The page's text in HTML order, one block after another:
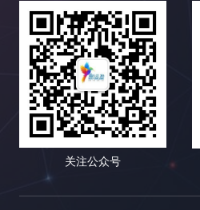
社交电商平台，其链接建设策
鉴。 小红书的成功并非偶然
结果。 让我们深入剖析小红
的： 小红书的成功案例表明
社区是链接建设的基石。 通
引用户参与，并引导用户分享
的、高质量的外部链接，并提
和最终的转化率。 六、 常见
坑？ 在进行链接建设的道路
区。 避免这些误区可以帮助
内容，从而提升你的内容营销
吸引链接的关键，因为它可以
励其他网站链接到你的网站，
性和排名。好的内容也更容易
从而带来更多的曝光率和流
能搜索引擎优化工具，助力
一位多才多艺的助手，可以帮
竞争对手分析、网站审核等等
引擎优化效果。它不仅可以帮
可以帮助你跟踪你的搜索引擎
间和资源，进行更深入的关键
后，资源匮乏也是小语种搜索
题。相比于英语等主流语言，
学习资源和工具相对匮乏。找
要花费更多的时间和精力。你
具，并进行比较和筛选。 然
着全球化的深入发展，小语种
力。这是一个尚未完全开发的
搜索引擎优化技巧，就能抢占
得丰厚的回报。想想看，如果
对较小的市场中获得领先地位
失和用户参与度的下降。 互
且异质性极高的群体，不同的
兴趣、需求、学习风格、认知
人喜欢深入阅读长篇的专业文
观看短小精悍的视频教程；有
独钟，有些人则更容易被生动
有些人喜欢积极参与互动，分
有些人则更倾向于被动地接收
识。内容多样化策略正是为了
性化需求，提供更具针对性、
关注公众号